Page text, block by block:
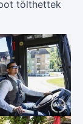
tölthettek